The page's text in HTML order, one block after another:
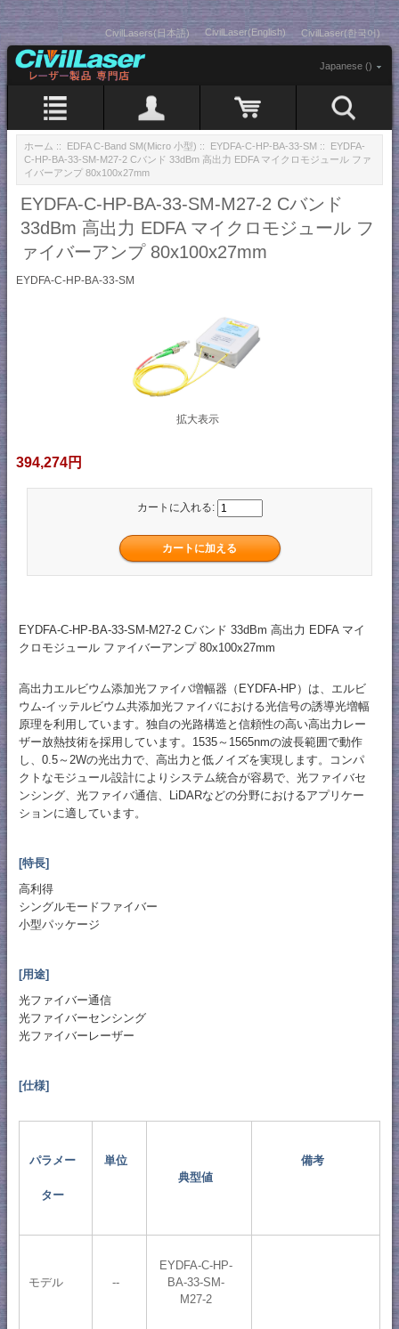
CivilLasers(日本語) CivilLaser(English) CivilLaser(한국어)
Japanese ()
ホーム :: EDFA C-Band SM(Micro 小型) :: EYDFA-C-HP-BA-33-SM :: EYDFA-
C-HP-BA-33-SM-M27-2 Cバンド 33dBm 高出力 EDFA マイクロモジュール ファ
イバーアンプ 80x100x27mm
EYDFA-C-HP-BA-33-SM-M27-2 Cバンド
33dBm 高出力 EDFA マイクロモジュール フ
ァイバーアンプ 80x100x27mm
EYDFA-C-HP-BA-33-SM
拡大表示
394,274円
カートに入れる:
EYDFA-C-HP-BA-33-SM-M27-2 Cバンド 33dBm 高出力 EDFA マイ
クロモジュール ファイバーアンプ 80x100x27mm
高出力エルビウム添加光ファイバ増幅器（EYDFA-HP）は、エルビ
ウム-イッテルビウム共添加光ファイバにおける光信号の誘導光増幅
原理を利用しています。独自の光路構造と信頼性の高い高出力レー
ザー放熱技術を採用しています。1535～1565nmの波長範囲で動作
し、0.5～2Wの光出力で、高出力と低ノイズを実現します。コンパ
クトなモジュール設計によりシステム統合が容易で、光ファイバセ
ンシング、光ファイバ通信、LiDARなどの分野におけるアプリケー
ションに適しています。
[特長]
高利得
シングルモードファイバー
小型パッケージ
[用途]
光ファイバー通信
光ファイバーセンシング
光ファイバーレーザー
[仕様]
パラメー
ター
単位
典型値
備考
モデル --
EYDFA-C-HP-
BA-33-SM-
M27-2